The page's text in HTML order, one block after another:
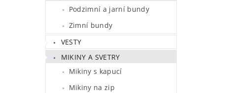
Podzimní a jarní bundy
Zimní bundy
VESTY
MIKINY A SVETRY
Mikiny s kapucí
Mikiny na zip